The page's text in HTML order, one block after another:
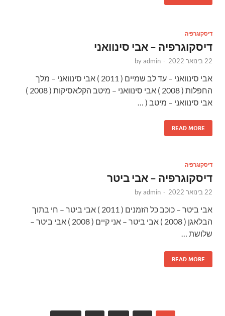
דיסקוגרפיה
דיסקוגרפיה – אבי סינוואני
22 בינואר 2022 -
byadmin
אבי סינוואני – עד לב שמיים ( 2011 ) אבי סינוואני – מלך
החפלות ( 2008 ) אבי סינוואני – מיטב הקלאסיקות ( 2008 )
אבי סינוואני – מיטב ( …
READ MORE
דיסקוגרפיה
דיסקוגרפיה – אבי ביטר
22 בינואר 2022 -
byadmin
אבי ביטר – כוכב כל הזמנים ( 2011 ) אבי ביטר – חי בתוך
הבלאגן ( 2008 ) אבי ביטר – אני קיים ( 2008 ) אבי ביטר –
שלושת …
READ MORE